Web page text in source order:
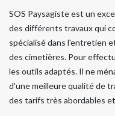
SOS Paysagiste est un
des différents travaux qui
spécialisé dans l'entretien
des cimetières. Pour
les outils adaptés. Il ne
d'une meilleure qualité de
des tarifs très abordables